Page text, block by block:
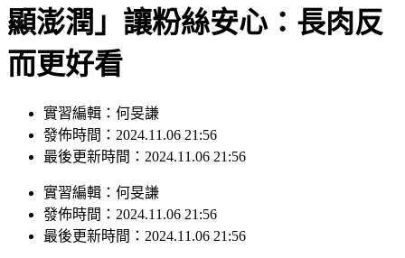
顯澎潤」讓粉絲安心：長肉反
而更好看
實習編輯：何旻謙
發佈時間：2024.11.06 21:56
最後更新時間：2024.11.06 21:56
實習編輯 ： 何旻謙
發佈時間： 2024.11.06 21:56
最後更新時間： 2024.11.06 21:56